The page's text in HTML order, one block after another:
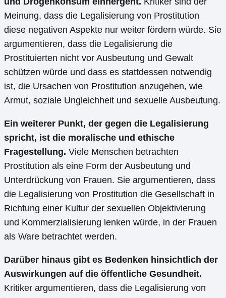
Meinung, dass die Legalisierung von Prostitution
diese negativen Aspekte nur weiter fördern würde. Sie
argumentieren, dass die Legalisierung die
Prostituierten nicht vor Ausbeutung und Gewalt
schützen würde und dass es stattdessen notwendig
ist, die Ursachen von Prostitution anzugehen, wie
Armut, soziale Ungleichheit und sexuelle Ausbeutung.
Ein weiterer Punkt, der gegen die Legalisierung
spricht, ist die moralische und ethische
Fragestellung. Viele Menschen betrachten
Prostitution als eine Form der Ausbeutung und
Unterdrückung von Frauen. Sie argumentieren, dass
die Legalisierung von Prostitution die Gesellschaft in
Richtung einer Kultur der sexuellen Objektivierung
und Kommerzialisierung lenken würde, in der Frauen
als Ware betrachtet werden.
Darüber hinaus gibt es Bedenken hinsichtlich der
Auswirkungen auf die öffentliche Gesundheit.
Kritiker argumentieren, dass die Legalisierung von